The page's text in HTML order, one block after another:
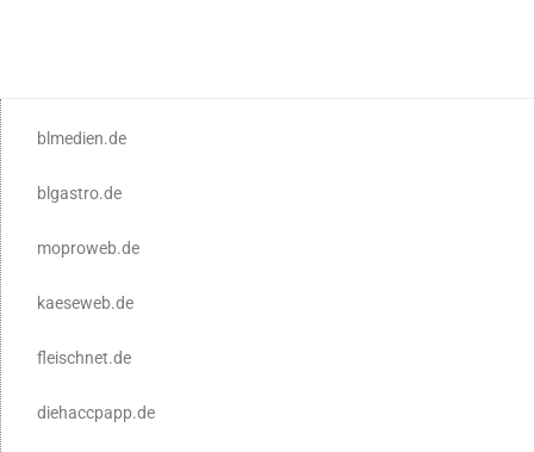
blmedien.de
blgastro.de
moproweb.de
kaeseweb.de
fleischnet.de
diehaccpapp.de